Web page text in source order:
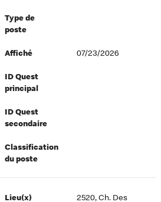
Type de
poste
Affiché 07/23/2026
ID Quest
principal
ID Quest
secondaire
Classification
du poste
Lieu(x)
2520, Ch. Des